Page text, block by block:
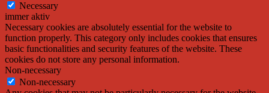
Necessary
immer aktiv
Necessary cookies are absolutely essential for the website to
function properly. This category only includes cookies that ensures
basic functionalities and security features of the website. These
cookies do not store any personal information.
Non-necessary
Non-necessary